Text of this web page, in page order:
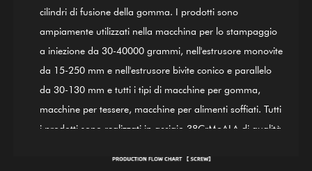
cilindri di fusione della gomma. I prodotti sono
ampiamente utilizzati nella macchina per lo stampaggio
a iniezione da 30-40000 grammi, nell'estrusore monovite
da 15-250 mm e nell'estrusore bivite conico e parallelo
da 30-130 mm e tutti i tipi di macchine per gomma,
macchine per tessere, macchine per alimenti soffiati. Tutti
i prodotti sono realizzati in acciaio 38CrMoALA di qualità.